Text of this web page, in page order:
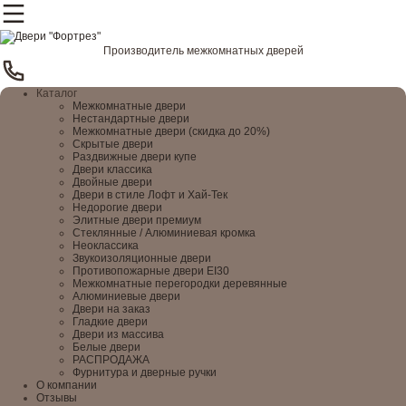
Производитель межкомнатных дверей
Каталог
Межкомнатные двери
Нестандартные двери
Межкомнатные двери (скидка до 20%)
Скрытые двери
Раздвижные двери купе
Двери классика
Двойные двери
Двери в стиле Лофт и Хай-Тек
Недорогие двери
Элитные двери премиум
Стеклянные / Алюминиевая кромка
Неоклассика
Звукоизоляционные двери
Противопожарные двери EI30
Межкомнатные перегородки деревянные
Алюминиевые двери
Двери на заказ
Гладкие двери
Двери из массива
Белые двери
РАСПРОДАЖА
Фурнитура и дверные ручки
О компании
Отзывы